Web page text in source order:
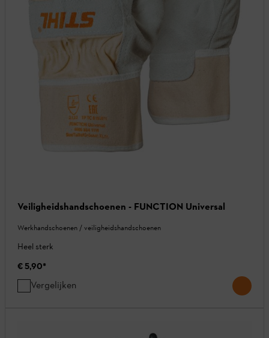
Veiligheidshandschoenen - FUNCTION Universal
Werkhandschoenen / veiligheidshandschoenen
Heel sterk
€ 5,90*
Vergelijken